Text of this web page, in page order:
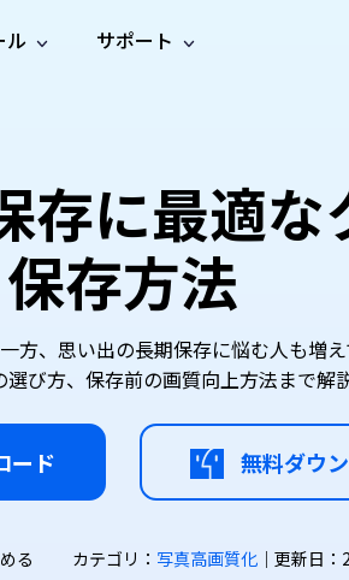
LINE データ復元
LINEのデータを復元
写真修
復
メント
修復
動画高
画質化
AI
写真高
画質化
ル
WindowsのDLLエラーを修復
Email Repair
破損したPST/OSTファイルを修復
サポート
に最適な
保存方法
方、思い出の長期保存に悩む人も増
び方、保存前の画質向上方法まで解説
ード 無料ダウ
る カテゴリ： 写真高画質化 ｜更新日